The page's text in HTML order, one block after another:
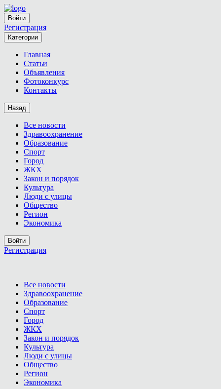
Войти
Регистрация
Категории
Главная
Статьи
Объявления
Фотоконкурс
Контакты
Назад
Все новости
Здравоохранение
Образование
Спорт
Город
ЖКХ
Закон и порядок
Культура
Люди с улицы
Общество
Регион
Экономика
Войти
Регистрация
Все новости
Здравоохранение
Образование
Спорт
Город
ЖКХ
Закон и порядок
Культура
Люди с улицы
Общество
Регион
Экономика